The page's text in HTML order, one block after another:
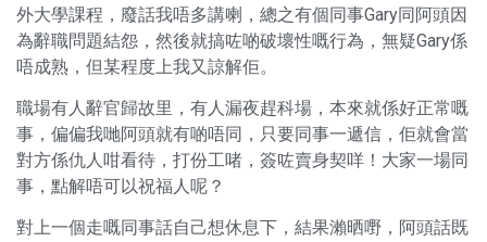
外大學課程，廢話我唔多講喇，總之有個同事Gary同阿頭因
為辭職問題結怨，然後就搞咗啲破壞性嘅行為，無疑Gary係
唔成熟，但某程度上我又諒解佢。
職場有人辭官歸故里，有人漏夜趕科場，本來就係好正常嘅
事，偏偏我哋阿頭就有啲唔同，只要同事一遞信，佢就會當
對方係仇人咁看待，打份工啫，簽咗賣身契咩！大家一場同
事，點解唔可以祝福人呢？
對上一個走嘅同事話自己想休息下，結果瀨晒嘢，阿頭話既